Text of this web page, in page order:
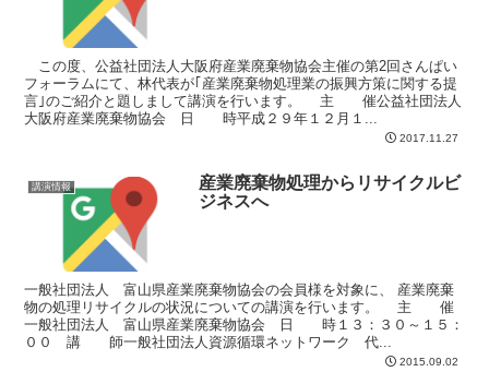
この度、公益社団法人大阪府産業廃棄物協会主催の第2回さんぱい
フォーラムにて、林代表が｢産業廃棄物処理業の振興方策に関する提
言｣のご紹介と題しまして講演を行います。 主 催公益社団法人
大阪府産業廃棄物協会 日 時平成２９年１２月１...
2017.11.27
講演情報
産業廃棄物処理からリサイクルビ
ジネスへ
一般社団法人 富山県産業廃棄物協会の会員様を対象に、 産業廃棄
物の処理リサイクルの状況についての講演を行います。 主 催
一般社団法人 富山県産業廃棄物協会 日 時１３：３０～１５：
００ 講 師一般社団法人資源循環ネットワーク 代...
2015.09.02